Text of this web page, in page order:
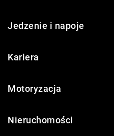
Jedzenie i napoje
Kariera
Motoryzacja
Nieruchomości